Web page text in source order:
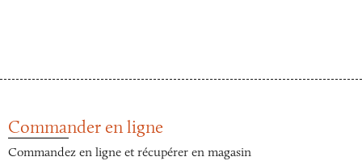
Commander en ligne
Commandez en ligne et récupérer en magasin